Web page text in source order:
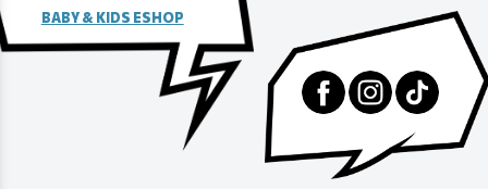
BABY & KIDS ESHOP